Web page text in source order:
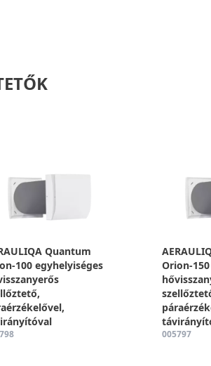
Quantum
100 egyhelyiséges
Orion-150
005797